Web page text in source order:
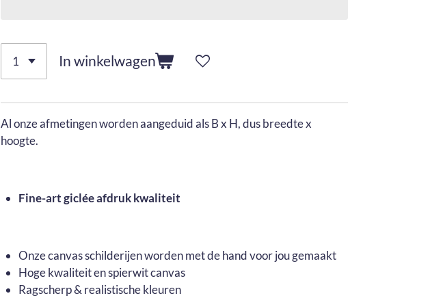
In winkelwagen
Al onze afmetingen worden aangeduid als B x H, dus breedte x
hoogte.
Fine-art giclée afdruk kwaliteit
Onze canvas schilderijen worden met de hand voor jou gemaakt
Hoge kwaliteit en spierwit canvas
Ragscherp & realistische kleuren